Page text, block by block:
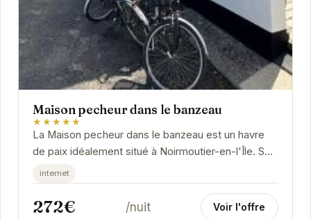
Maison pecheur dans le banzeau
★★★★★
La Maison pecheur dans le banzeau est un havre
de paix idéalement situé à Noirmoutier-en-l'Île. Son
emplacement privilégié offre un accès...
internet
272€ /nuit Voir l'offre